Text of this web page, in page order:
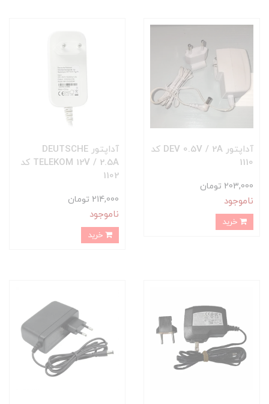
آداپتور DEV 0.5V / 2A کد
1110
203,000 تومان
ناموجود
آداپتور DEUTSCHE
TELEKOM 12V / 2.5A کد
1102
214,000 تومان
ناموجود